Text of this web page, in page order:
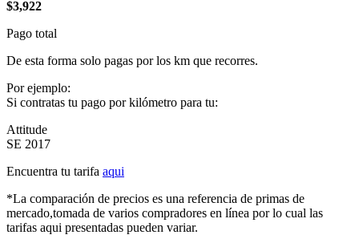
$3,922
Pago total
De esta forma solo pagas por los km que recorres.
Por ejemplo:
Si contratas tu pago por kilómetro para tu:
Attitude
SE 2017
Encuentra tu tarifa aqui
*La comparación de precios es una referencia de primas de
mercado,tomada de varios compradores en línea por lo cual las
tarifas aqui presentadas pueden variar.